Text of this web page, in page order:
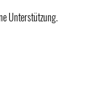
Unterstützung.